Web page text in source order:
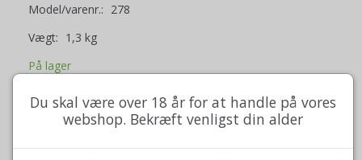
Model/varenr.: 278
Vægt: 1,3 kg
På lager
Læg i kurv
Du skal være over 18 år for at handle på vores
webshop. Bekræft venligst din alder